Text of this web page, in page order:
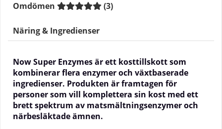
Omdömen (3)
Näring & Ingredienser
Now Super Enzymes är ett kosttillskott som
kombinerar flera enzymer och växtbaserade
ingredienser. Produkten är framtagen för
personer som vill komplettera sin kost med ett
brett spektrum av matsmältningsenzymer och
närbesläktade ämnen.